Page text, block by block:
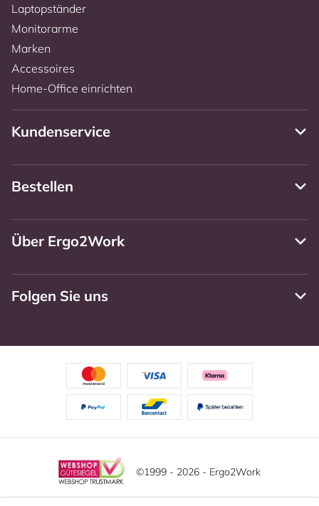
Laptopständer
Monitorarme
Marken
Accessoires
Home-Office einrichten
Kundenservice
Bestellen
Über Ergo2Work
Folgen Sie uns
©1999 - 2026 - Ergo2Work